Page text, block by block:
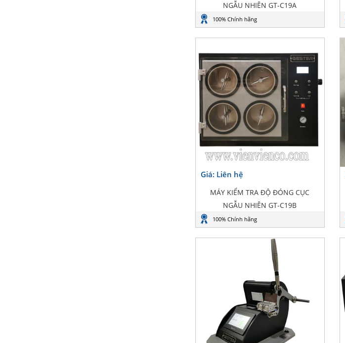
NGẪU NHIÊN GT-C19A
100% Chính hãng
Giá: Liên hệ
MÁY KIỂM TRA ĐỘ ĐÓNG CỤC
NGẪU NHIÊN GT-C19B
100% Chính hãng